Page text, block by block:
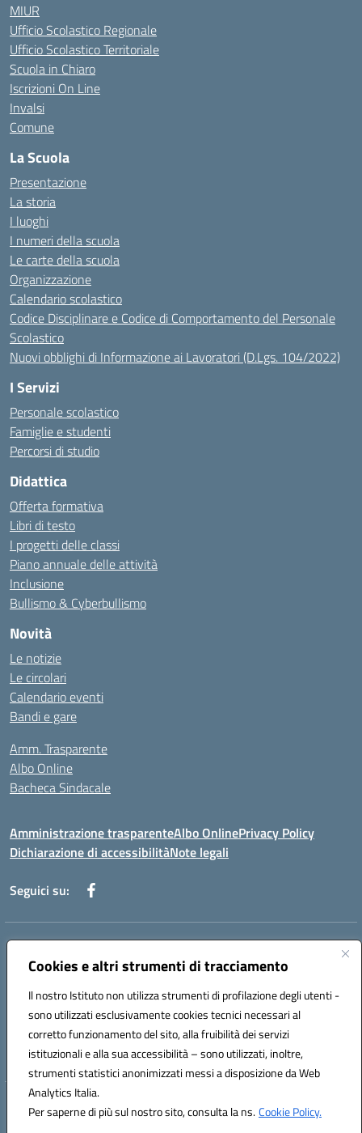
Cookies e altri strumenti di tracciamento
Il nostro Istituto non utilizza strumenti di profilazione degli utenti -
sono utilizzati esclusivamente cookies tecnici necessari al
corretto funzionamento del sito, alla fruibilità dei servizi
istituzionali e alla sua accessibilità – sono utilizzati, inoltre,
strumenti statistici anonimizzati messi a disposizione da Web
Analytics Italia.
Per saperne di più sul nostro sito, consulta la ns.Cookie Policy.
MIUR
Ufficio Scolastico Regionale
Ufficio Scolastico Territoriale
Scuola in Chiaro
Iscrizioni On Line
Invalsi
Comune
La Scuola
Presentazione
La storia
I luoghi
I numeri della scuola
Le carte della scuola
Organizzazione
Calendario scolastico
Codice Disciplinare e Codice di Comportamento del Personale
Scolastico
Nuovi obblighi di Informazione ai Lavoratori (D.Lgs. 104/2022)
I Servizi
Personale scolastico
Famiglie e studenti
Percorsi di studio
Didattica
Offerta formativa
Libri di testo
I progetti delle classi
Piano annuale delle attività
Inclusione
Bullismo & Cyberbullismo
Novità
Le notizie
Le circolari
Calendario eventi
Bandi e gare
Amm. Trasparente
Albo Online
Bacheca Sindacale
Amministrazione trasparenteAlbo OnlinePrivacy Policy
Dichiarazione di accessibilitàNote legali
Seguici su:
Indirizzo:
Centralino:0881234514 - 0881752614 - 0881719420
Posta elettronica certificata (PEC):fgps010008@pec.istruzione.it
Codice fiscale: 80003140714
Codice meccanografico: FGPS010008
Hosting & Powered by 3D Solution S.r.l.
Concept & Design by Designers Italia